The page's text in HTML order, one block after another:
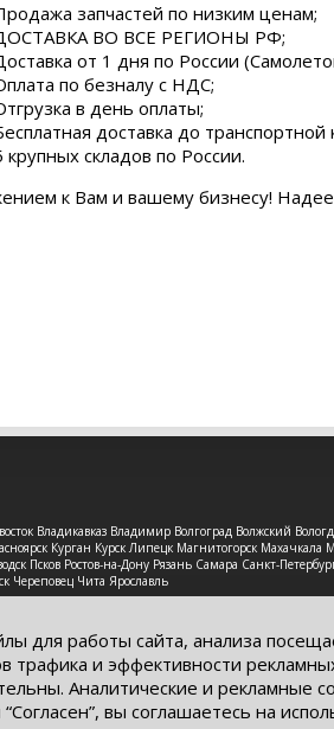
запчастей по низким ценам;
ВО ВСЕ РЕГИОНЫ РФ;
от 1 дня по России
по безналу с НДС;
в день оплаты;
доставка до транспортной
крупных складов по России.
к Вам и вашему бизнесу!
Владикавказ Владимир Волгоград Волжский
Курган Курск Липецк Магнитогорск
Псков Ростов-на-Дону Рязань Самара Санкт-
Череповец Чита Ярославль
защищены. Обращаем Ваше
информационные материалы и
кодекса РФ.
для работы сайта, анализа
трафика и эффективности
Аналитические и рекламные
вы соглашаетесь на